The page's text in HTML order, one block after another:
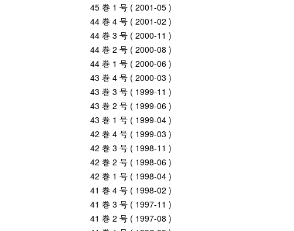
45 巻 1 号 ( 2001-05 )
44 巻 4 号 ( 2001-02 )
44 巻 3 号 ( 2000-11 )
44 巻 2 号 ( 2000-08 )
44 巻 1 号 ( 2000-06 )
43 巻 4 号 ( 2000-03 )
43 巻 3 号 ( 1999-11 )
43 巻 2 号 ( 1999-06 )
43 巻 1 号 ( 1999-04 )
42 巻 4 号 ( 1999-03 )
42 巻 3 号 ( 1998-11 )
42 巻 2 号 ( 1998-06 )
42 巻 1 号 ( 1998-04 )
41 巻 4 号 ( 1998-02 )
41 巻 3 号 ( 1997-11 )
41 巻 2 号 ( 1997-08 )